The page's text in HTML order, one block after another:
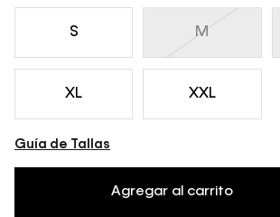
S M
XL XXL
Guía de Tallas
Agregar al carrito